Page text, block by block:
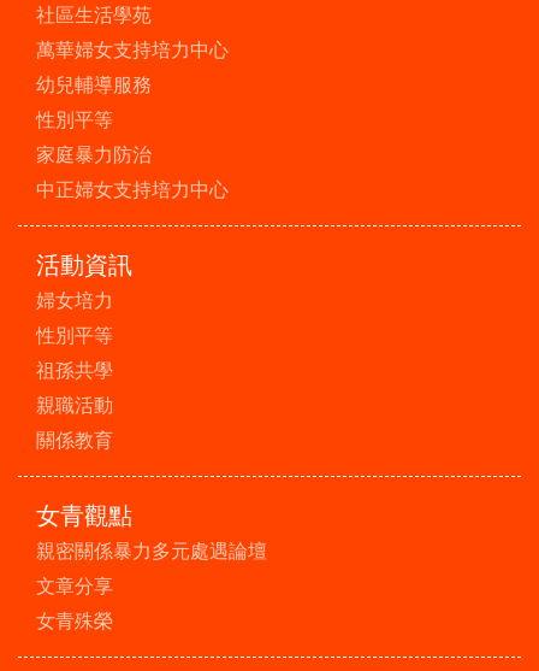
社區生活學苑
萬華婦女支持培力中心
幼兒輔導服務
性別平等
家庭暴力防治
中正婦女支持培力中心
活動資訊
婦女培力
性別平等
祖孫共學
親職活動
關係教育
女青觀點
親密關係暴力多元處遇論壇
文章分享
女青殊榮